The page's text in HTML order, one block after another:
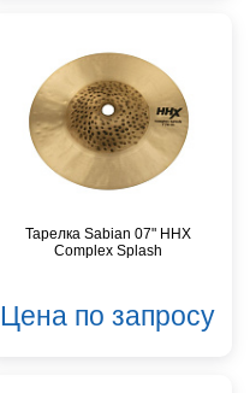
Тарелка Sabian 07" HHX
Complex Splash
Цена по запросу